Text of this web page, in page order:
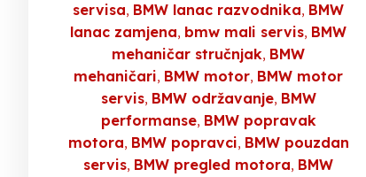
servisa BMW lanac razvodnika BMW
lanac zamjena bmw mali servis BMW
mehaničar stručnjak BMW
mehaničari BMW motor BMW motor
servis BMW održavanje BMW
performanse BMW popravak
motora BMW popravci BMW pouzdan
servis BMW pregled motora BMW